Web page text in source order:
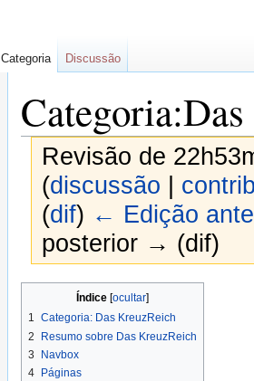
Revisão de
(discussão
(dif) ← Edição
posterior → (dif)
Ir
navegação
Ir
pesquisar
Índice
1
Categoria: Das KreuzReich
2
Resumo sobre Das KreuzReich
3
Navbox
4
Páginas
Categoria Discussão